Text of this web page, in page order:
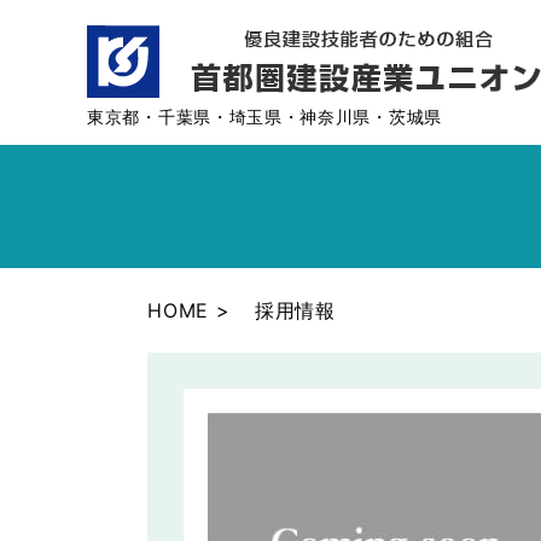
東京都・千葉県・埼玉県・神奈川県・茨城県
HOME 採用情報